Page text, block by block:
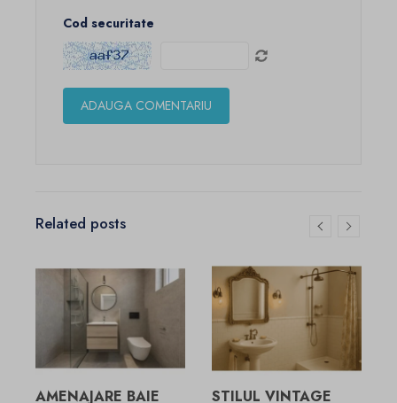
Cod securitate
Related posts
AMENAJARE BAIE
STILUL VINTAGE